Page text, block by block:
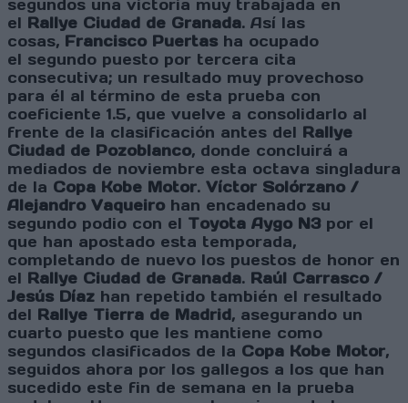
segundos una victoria muy trabajada en
el Rallye Ciudad de Granada. Así las
cosas, Francisco Puertas ha ocupado
el segundo puesto por tercera cita
consecutiva; un resultado muy provechoso
para él al término de esta prueba con
coeficiente 1.5, que vuelve a consolidarlo al
frente de la clasificación antes del Rallye
Ciudad de Pozoblanco, donde concluirá a
mediados de noviembre esta octava singladura
de la Copa Kobe Motor. Víctor Solórzano /
Alejandro Vaqueiro han encadenado su
segundo podio con el Toyota Aygo N3 por el
que han apostado esta temporada,
completando de nuevo los puestos de honor en
el Rallye Ciudad de Granada. Raúl Carrasco /
Jesús Díaz han repetido también el resultado
del Rallye Tierra de Madrid, asegurando un
cuarto puesto que les mantiene como
segundos clasificados de la Copa Kobe Motor,
seguidos ahora por los gallegos a los que han
sucedido este fin de semana en la prueba